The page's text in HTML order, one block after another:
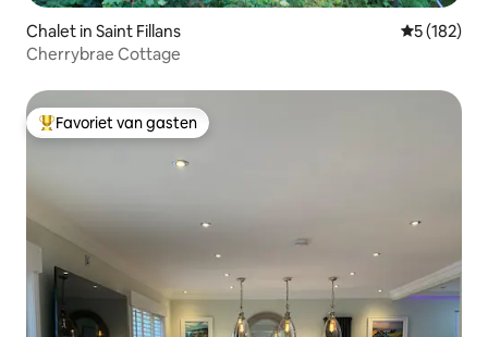
Chalet in Saint Fillans
5 (182)
Cherrybrae Cottage
Topfavoriet van gasten
Favoriet van gasten